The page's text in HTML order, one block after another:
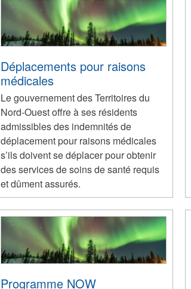
Déplacements pour raisons
médicales
Le gouvernement des Territoires du
Nord-Ouest offre à ses résidents
admissibles des indemnités de
déplacement pour raisons médicales
s’ils doivent se déplacer pour obtenir
des services de soins de santé requis
et dûment assurés.
Programme NOW